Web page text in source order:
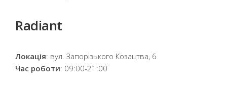
Radiant
Локація: вул. Запорізького Козацтва, 6
Час роботи: 09:00-21:00